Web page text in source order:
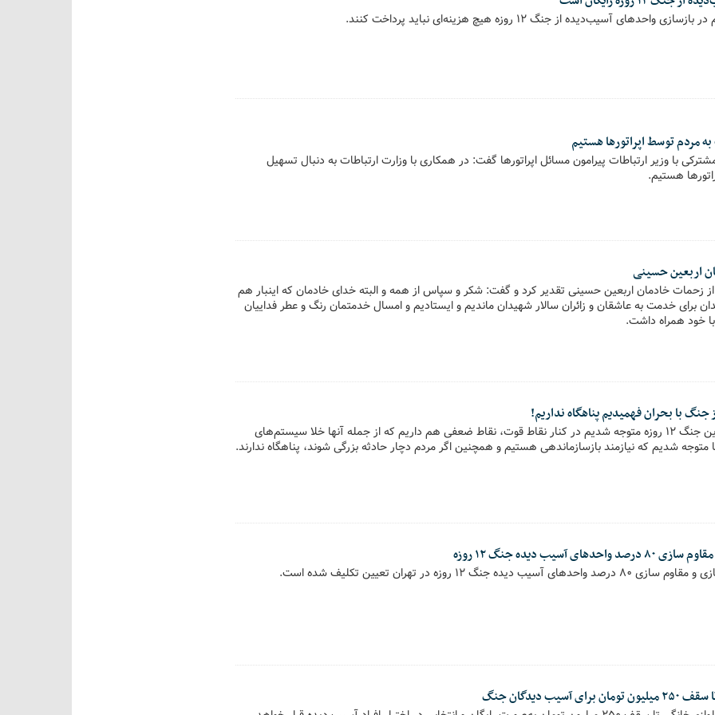
آسیب‌دیده از جنگ ۱۲ روزه هیچ هزینه‌ای نباید پرداخت کنند.
مردم توسط اپراتورها هستیم
با وزیر ارتباطات پیرامون مسائل اپراتورها گفت: در همکاری با وزارت ارتباطات به دنبال تسهیل
هستیم.
اربعین حسینی
زحمات خادمان اربعین حسینی تقدیر کرد و گفت: شکر و سپاس از همه و البته خدای خادمان که اینبار هم
برای خدمت به عاشقان و زائران سالار شهیدان ماندیم و ایستادیم و امسال خدمتمان رنگ و عطر فداییان
با خود همراه داشت.
شهردار تهران گفت: در این جنگ ۱۲ روزه متوجه شدیم در کنار نقاط قوت، نقاط ضعفی هم داریم که از جمله آنها خلا سیستم‌های
متوجه شدیم که نیازمند بازسازماندهی هستیم و همچنین اگر مردم دچار حادثه بزرگی شوند، پناهگاه ندارند.
آسیب دیده جنگ ۱۲ روزه
جنگ ۱۲ روزه در تهران تعیین تکلیف شده‌ است.
دیدگان جنگ